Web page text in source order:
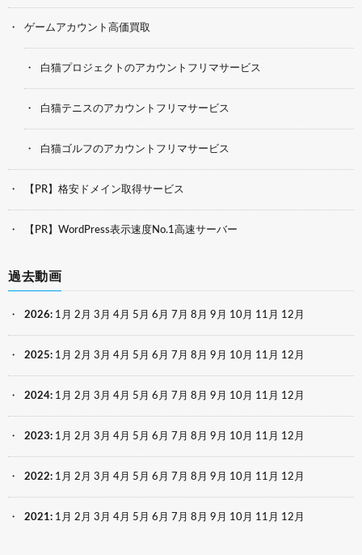
ゲームアカウント高価買取
白猫プロジェクトのアカウントフリマサービス
白猫テニスのアカウントフリマサービス
白猫ゴルフのアカウントフリマサービス
【PR】格安ドメイン取得サービス
【PR】WordPress表示速度No.1高速サーバー
過去動画
2026: 1月 2月 3月 4月 5月 6月 7月 8月 9月 10月 11月 12月
2025: 1月 2月 3月 4月 5月 6月 7月 8月 9月 10月 11月 12月
2024: 1月 2月 3月 4月 5月 6月 7月 8月 9月 10月 11月 12月
2023: 1月 2月 3月 4月 5月 6月 7月 8月 9月 10月 11月 12月
2022: 1月 2月 3月 4月 5月 6月 7月 8月 9月 10月 11月 12月
2021: 1月 2月 3月 4月 5月 6月 7月 8月 9月 10月 11月 12月